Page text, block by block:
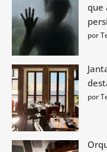
que
por
por